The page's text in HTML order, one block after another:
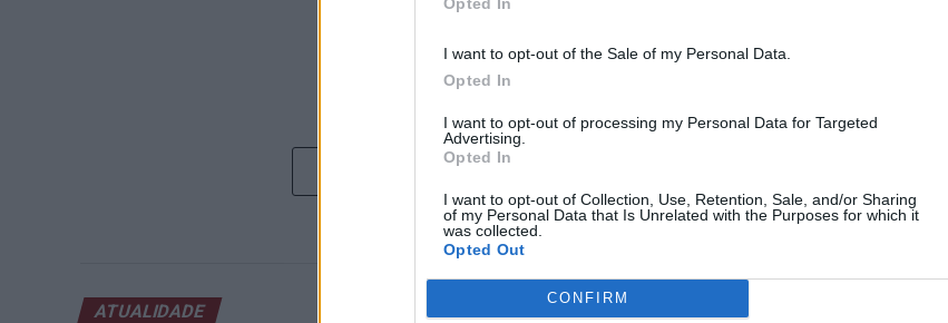
I want to opt-out of the Sale of my Personal Data.
Opted In
I want to opt-out of processing my Personal Data for Targeted
Advertising.
Opted In
I want to opt-out of Collection, Use, Retention, Sale, and/or Sharing
of my Personal Data that Is Unrelated with the Purposes for which it
was collected.
Opted Out
CONFIRM
ATUALIDADE